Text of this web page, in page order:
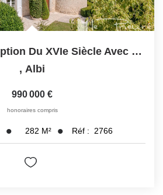
Demeure D'exception Du XVIe Siècle Avec Piscine,...
, Albi
990 000 €
honoraires compris
282 M² Réf : 2766